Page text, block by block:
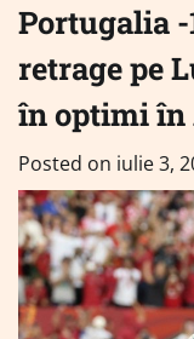
Portugalia
retrage pe
în optimi în
Posted on iulie 3,